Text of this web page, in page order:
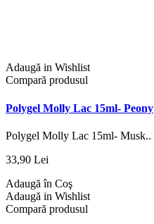
Adaugă in Wishlist
Compară produsul
Polygel Molly Lac 15ml- Peony
Polygel Molly Lac 15ml- Musk..
33,90 Lei
Adaugă în Coş
Adaugă in Wishlist
Compară produsul